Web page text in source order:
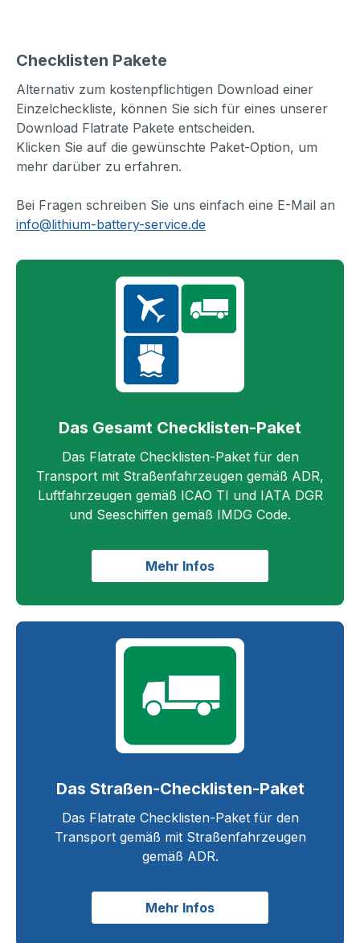
Checklisten Pakete
Alternativ zum kostenpflichtigen Download einer
Einzelcheckliste, können Sie sich für eines unserer
Download Flatrate Pakete entscheiden.
Klicken Sie auf die gewünschte Paket-Option, um
mehr darüber zu erfahren.
Bei Fragen schreiben Sie uns einfach eine E-Mail an
info@lithium-battery-service.de
Das Gesamt Checklisten-Paket
Das Flatrate Checklisten-Paket für den
Transport mit Straßenfahrzeugen gemäß ADR,
Luftfahrzeugen gemäß ICAO TI und IATA DGR
und Seeschiffen gemäß IMDG Code.
Mehr Infos
Das Straßen-Checklisten-Paket
Das Flatrate Checklisten-Paket für den
Transport gemäß mit Straßenfahrzeugen
gemäß ADR.
Mehr Infos